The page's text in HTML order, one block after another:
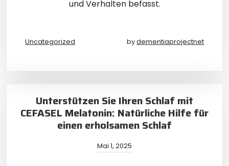
und Verhalten befasst.
Uncategorized bydementiaprojectnet
Unterstützen Sie Ihren Schlaf mit
CEFASEL Melatonin: Natürliche Hilfe für
einen erholsamen Schlaf
Mai 1, 2025